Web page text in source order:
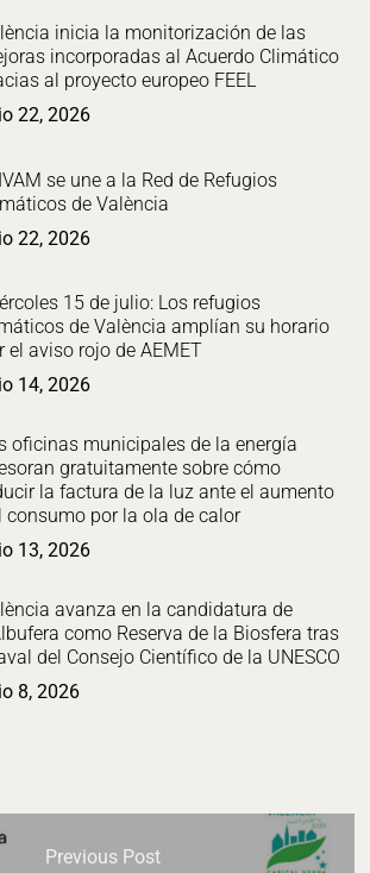
inicia la monitorización de las
incorporadas al Acuerdo Climático
al proyecto europeo FEEL
22, 2026
se une a la Red de Refugios
de València
22, 2026
15 de julio: Los refugios
de València amplían su horario
el aviso rojo de AEMET
14, 2026
oficinas municipales de la energía
gratuitamente sobre cómo
la factura de la luz ante el aumento
consumo por la ola de calor
13, 2026
avanza en la candidatura de
como Reserva de la Biosfera tras
del Consejo Científico de la UNESCO
8, 2026
Previous Post